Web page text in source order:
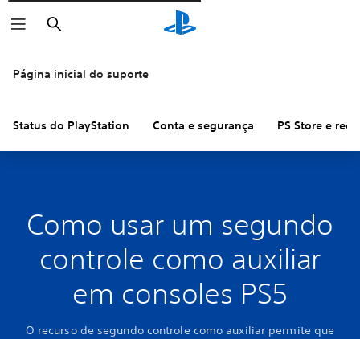
Pesquisar
Página inicial do suporte
Status do PlayStation Conta e segurança PS Store e
Como usar um segundo
controle como auxiliar
em consoles PS5
O recurso de segundo controle como auxiliar permite que